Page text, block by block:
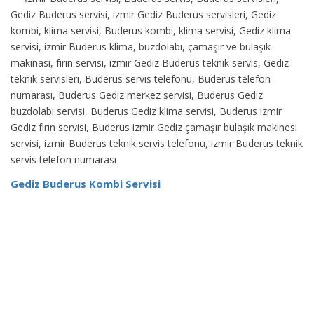
Gediz Buderus servisi, izmir Gediz Buderus servisleri, Gediz
kombi, klima servisi, Buderus kombi, klima servisi, Gediz klima
servisi, izmir Buderus klima, buzdolabı, çamaşır ve bulaşık
makinası, fırın servisi, izmir Gediz Buderus teknik servis, Gediz
teknik servisleri, Buderus servis telefonu, Buderus telefon
numarası, Buderus Gediz merkez servisi, Buderus Gediz
buzdolabı servisi, Buderus Gediz klima servisi, Buderus izmir
Gediz fırın servisi, Buderus izmir Gediz çamaşır bulaşık makinesi
servisi, izmir Buderus teknik servis telefonu, izmir Buderus teknik
servis telefon numarası
Gediz Buderus Kombi Servisi